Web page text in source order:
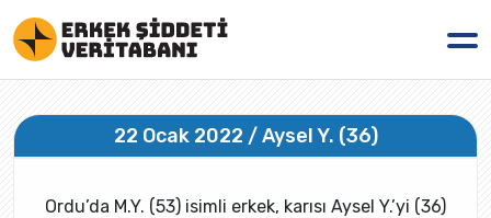
22 Ocak 2022 / Aysel Y. (36)
Ordu’da M.Y. (53) isimli erkek, karısı Aysel Y.’yi (36)